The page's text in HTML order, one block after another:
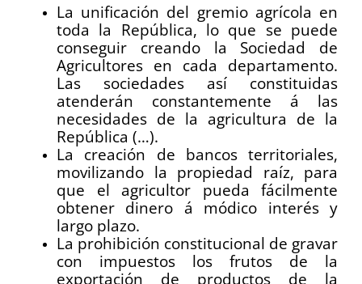
La unificación del gremio agrícola en
toda la República, lo que se puede
conseguir creando la Sociedad de
Agricultores en cada departamento.
Las sociedades así constituidas
atenderán constantemente á las
necesidades de la agricultura de la
República (…).
La creación de bancos territoriales,
movilizando la propiedad raíz, para
que el agricultor pueda fácilmente
obtener dinero á módico interés y
largo plazo.
La prohibición constitucional de gravar
con impuestos los frutos de la
exportación de productos de la